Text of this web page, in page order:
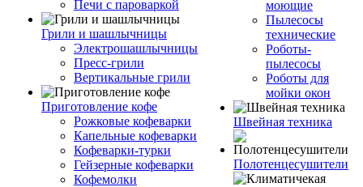
Печи с пароваркой
Грили и шашлычницы
Электрошашлычницы
Пресс-грили
Вертикальные грили
Приготовление кофе
Рожковые кофеварки
Капельные кофеварки
Кофеварки-турки
Гейзерные кофеварки
Кофемолки
моющие
Пылесосы
технические
Роботы-
пылесосы
Роботы для
мойки окон
Швейная техника
Полотенцесушители